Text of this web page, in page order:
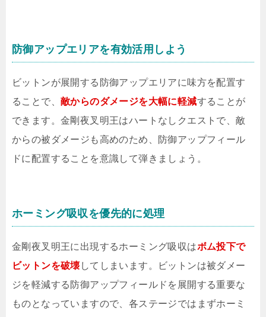
防御アップエリアを有効活用しよう
ビットンが展開する防御アップエリアに味方を配置す
ることで、 敵からのダメージを大幅に軽減することが
できます。金剛夜叉明王はハートなしクエストで、敵
からの被ダメージも高めのため、防御アップフィール
ドに配置することを意識して弾きましょう。
ホーミング吸収を優先的に処理
金剛夜叉明王に出現するホーミング吸収はボム投下で
ビットンを破壊してしまいます。ビットンは被ダメー
ジを軽減する防御アップフィールドを展開する重要な
ものとなっていますので、各ステージではまずホーミ